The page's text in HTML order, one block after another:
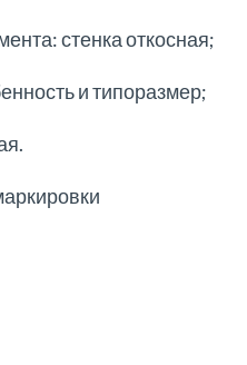
стенка откосная;
и типоразмер;